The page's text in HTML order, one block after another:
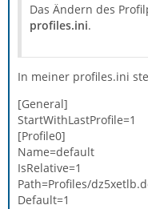
Das Ändern des
profiles.ini.
In meiner profiles.ini
[General]
StartWithLastProfile=1
[Profile0]
Name=default
IsRelative=1
Path=Profiles/
Default=1